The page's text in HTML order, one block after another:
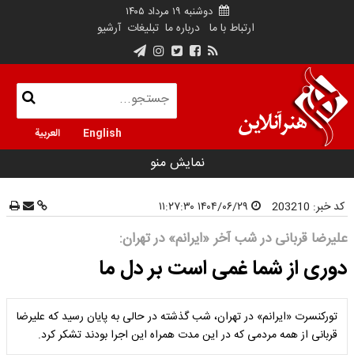
دوشنبه ۱۹ مرداد ۱۴۰۵
ارتباط با ما درباره ما تبلیغات آرشیو
English العربية
نمایش منو
کد خبر: 203210
علیرضا قربانی در شب آخر «ایرانم» در تهران:
دوری از شما غمی است بر دل ما
تورکنسرت «ایرانم» در تهران، شب گذشته در حالی به پایان رسید که علیرضا
قربانی از همه مردمی که در این مدت همراه این اجرا بودند تشکر کرد.